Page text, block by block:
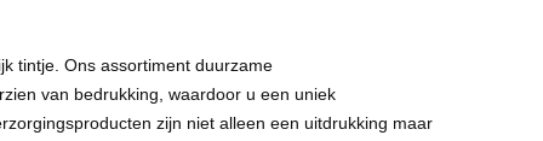
tintje. Ons assortiment duurzame
van bedrukking, waardoor u een uniek
zijn niet alleen een uitdrukking maar